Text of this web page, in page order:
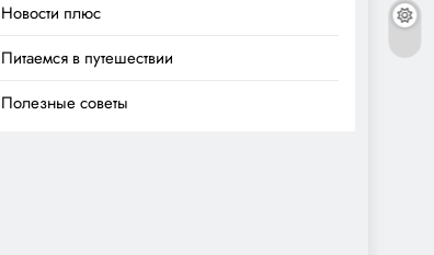
Новости плюс
Питаемся в путешествии
Полезные советы